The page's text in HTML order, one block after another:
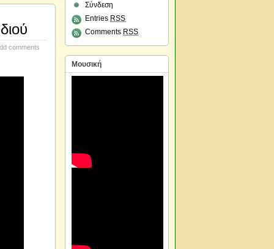
comments
Σύνδεση
Entries RSS
Comments RSS
Μουσική